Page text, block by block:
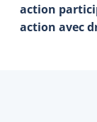
action
action avec